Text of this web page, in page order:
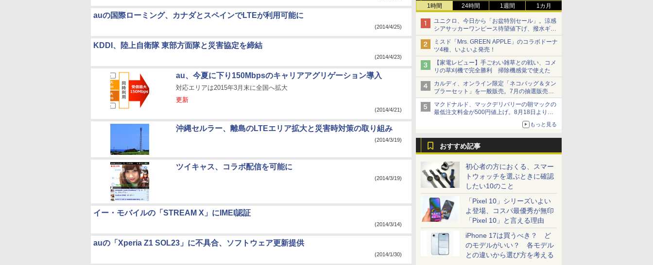
1時間 24時間 1週間 1カ月
ユニクロ、今日から「お盆特別セール」。涼感
シアサッカーワンピース待望値下げ、撥水ギア
ショーツは1990円に
ミスド「Mrs. GREEN APPLE」のコラボドーナ
ツ4種、いよいよ発売！
【家電レビュー】手ごわい雑草との戦い、コメ
リの草刈機で完全勝利 掃除機感覚で使えた
カルディ、オンライン限定「ネコバッグ＆タン
ブラーセット」を一般販売。7月の抽選販売の
当選無効分
マクドナルド、マックデリバリーの朝マックの
最低注文料金が500円値上げ。8月18日より
もっと見る
おすすめ記事
初心者の方におくる、スマー
トウォッチを選ぶときに確認
したい10のこと
「Pixel 10」シリーズいよい
よ登場、コスパ最優秀が無印
「Pixel 10」と言える理由
iPhone 17は買うべき？ ど
のモデルがいい？ 各モデル
との違いから選び方を考える
auの国際ローミング、カナダとスペインでLTEが利用可能に
(2014/4/25)
KDDI、陸上自衛隊 東部方面隊と災害協定を締結
(2014/4/23)
au、今夏に下り150Mbpsのキャリアアグリゲーション導入
対応エリアは2015年3月末に全国へ拡大
更新
(2014/4/21)
沖縄セルラー、離島のLTEエリア拡大と災害時対策の取り組み
(2014/3/19)
ツイキャス、コラボ配信を可能に
(2014/3/19)
イー・モバイルの「STREAM X」にIMEI認証
(2014/3/14)
auの「Xperia Z1 SOL23」に不具合、ソフトウェア更新提供
(2014/1/30)